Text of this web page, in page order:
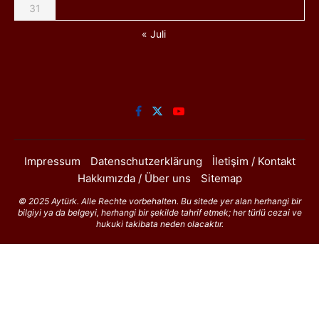
31
« Juli
Impressum Datenschutzerklärung
İletişim / Kontakt
Hakkımızda / Über uns
Sitemap
© 2025 Aytürk. Alle Rechte vorbehalten. Bu sitede yer alan herhangi bir
bilgiyi ya da belgeyi, herhangi bir şekilde tahrif etmek; her türlü cezai ve
hukuki takibata neden olacaktır.